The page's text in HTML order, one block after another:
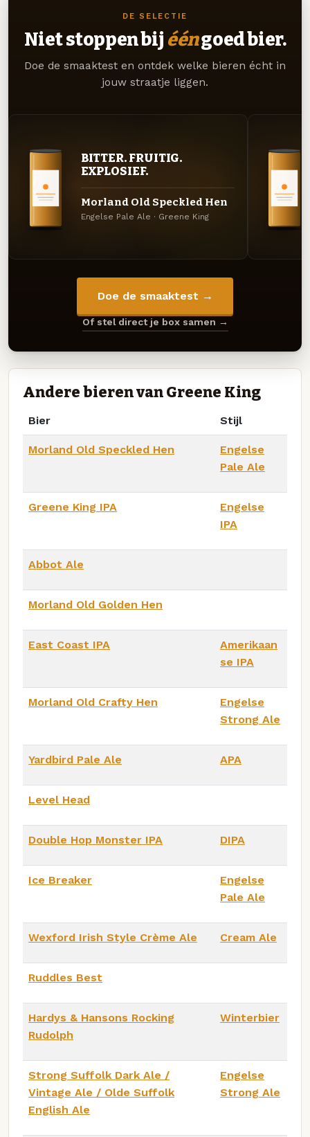
DE SELECTIE
Niet stoppen bij ééngoed bier.
Doe de smaaktest en ontdek welke bieren écht in
jouw straatje liggen.
BITTER. FRUITIG.
EXPLOSIEF.
Morland Old Speckled Hen
Engelse Pale Ale · Greene King
Doe de smaaktest →
Of stel direct je box samen →
Andere bieren van Greene King
Bier Stijl
Morland Old Speckled Hen
Engelse
Pale Ale
Greene King IPA
Engelse
IPA
Abbot Ale
Morland Old Golden Hen
East Coast IPA
Amerikaan
se IPA
Morland Old Crafty Hen
Engelse
Strong Ale
Yardbird Pale Ale APA
Level Head
Double Hop Monster IPA DIPA
Ice Breaker
Engelse
Pale Ale
Wexford Irish Style Crème Ale Cream Ale
Ruddles Best
Hardys & Hansons Rocking
Rudolph
Winterbier
Strong Suffolk Dark Ale /
Vintage Ale / Olde Suffolk
English Ale
Engelse
Strong Ale